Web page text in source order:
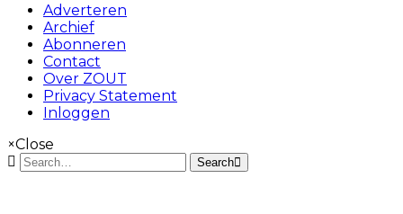
Adverteren
Archief
Abonneren
Contact
Over ZOUT
Privacy Statement
Inloggen
×Close
Search